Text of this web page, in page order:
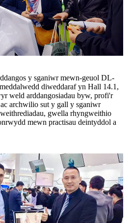
y sganiwr mewn-geuol DL-
diweddaraf yn Hall 14.1,
weld arddangosiadau byw, profi'r
archwilio sut y gall y sganiwr
gwella rhyngweithio
mewn practisau deintyddol a